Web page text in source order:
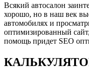
Всякий автосалон
хорошо, но в наш век
автомобилях и
оптимизированный
помощь придет SEO
КАЛЬКУЛЯТОР